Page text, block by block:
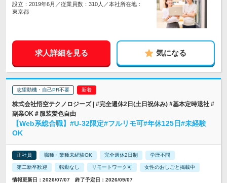
設立：2019年6月／従業員数：310人／本社所在地：
東京都
求人詳細を見る 気になる
志望動機・自己PR不要
株式会社悟空テクノロジーズ | #完全週休2日(土日祝休み) #基本定時退社 #
副業OK＃服装髪色自由
【Web系総合職】#U-32限定#フルリモ可#年休125日#未経験
OK
正社員 職種・業種未経験OK 完全週休2日制 学歴不問
第二新卒歓迎 転勤なし リモートワーク可 女性のおしごと掲載中
情報更新日：2026/07/07 終了予定日：2026/09/07